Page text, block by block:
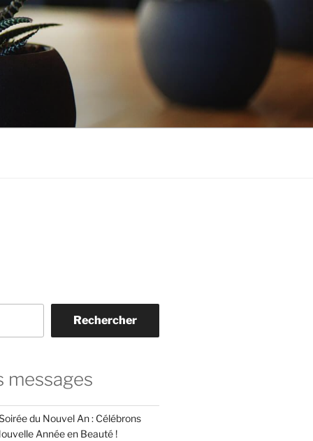
Rechercher
messages
du Nouvel An : Célébrons
Année en Beauté !